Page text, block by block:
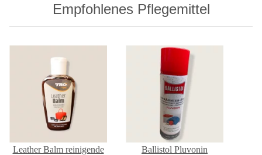
Empfohlenes Pflegemittel
Leather Balm reinigende
Ballistol Pluvonin